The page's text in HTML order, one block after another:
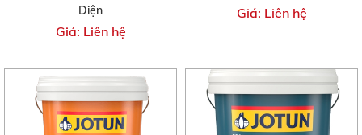
Diện
Giá: Liên hệ
Giá: Liên hệ